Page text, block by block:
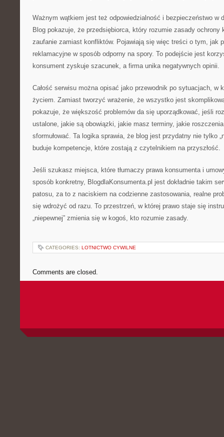
Ważnym wątkiem jest też odpowiedzialność i bezpieczeństwo w
Blog pokazuje, że przedsiębiorca, który rozumie zasady ochrony
zaufanie zamiast konfliktów. Pojawiają się więc treści o tym, jak
reklamacyjne w sposób odporny na spory. To podejście jest
konsument zyskuje szacunek, a firma unika negatywnych opinii.
Całość serwisu można opisać jako przewodnik po sytuacjach, w
życiem. Zamiast tworzyć wrażenie, że wszystko jest
pokazuje, że większość problemów da się uporządkować, jeśli
ustalone, jakie są obowiązki, jakie masz terminy, jakie
sformułować. Ta logika sprawia, że blog jest przydatny nie tylko
buduje kompetencje, które zostają z czytelnikiem na przyszłość.
Jeśli szukasz miejsca, które tłumaczy prawa konsumenta i
sposób konkretny, BlogdlaKonsumenta.pl jest dokładnie takim
patosu, za to z naciskiem na codzienne zastosowania, realne
się wdrożyć od razu. To przestrzeń, w której prawo staje się
„niepewnej” zmienia się w kogoś, kto rozumie zasady.
CATEGORIES: LOTNICTWO CYWILNE
Comments are closed.